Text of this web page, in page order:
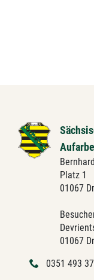
Platz 1
01067
01067
0351 493